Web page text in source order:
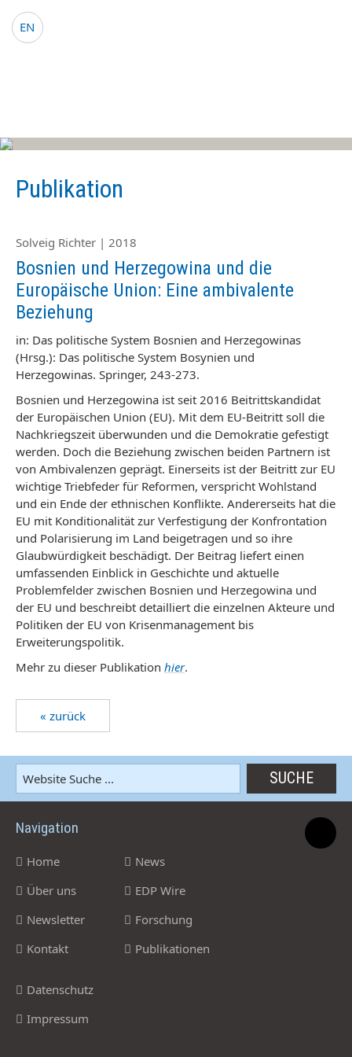
EN
Publikation
Solveig Richter | 2018
Bosnien und Herzegowina und die
Europäische Union: Eine ambivalente
Beziehung
in: Das politische System Bosnien and Herzegowinas
(Hrsg.): Das politische System Bosynien und
Herzegowinas. Springer, 243-273.
Bosnien und Herzegowina ist seit 2016 Beitrittskandidat
der Europäischen Union (EU). Mit dem EU-Beitritt soll die
Nachkriegszeit überwunden und die Demokratie gefestigt
werden. Doch die Beziehung zwischen beiden Partnern ist
von Ambivalenzen geprägt. Einerseits ist der Beitritt zur EU
wichtige Triebfeder für Reformen, verspricht Wohlstand
und ein Ende der ethnischen Konflikte. Andererseits hat die
EU mit Konditionalität zur Verfestigung der Konfrontation
und Polarisierung im Land beigetragen und so ihre
Glaubwürdigkeit beschädigt. Der Beitrag liefert einen
umfassenden Einblick in Geschichte und aktuelle
Problemfelder zwischen Bosnien und Herzegowina und
der EU und beschreibt detailliert die einzelnen Akteure und
Politiken der EU von Krisenmanagement bis
Erweiterungspolitik.
Mehr zu dieser Publikation hier.
« zurück
Navigation
Home
Über uns
Newsletter
Kontakt
News
EDP Wire
Forschung
Publikationen
Datenschutz
Impressum